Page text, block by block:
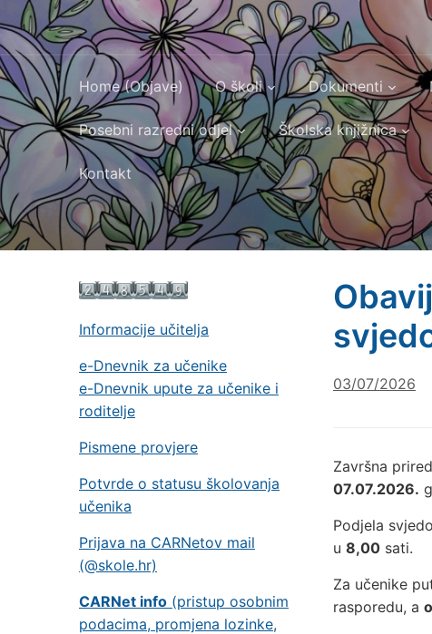
Home (Objave) O školi Dokumenti
Posebni razredni odjel Školska knjižnica
Kontakt
Informacije učitelja
e-Dnevnik za učenike
e-Dnevnik upute za učenike i
roditelje
Pismene provjere
Potvrde o statusu školovanja
učenika
Prijava na CARNetov mail
(@skole.hr)
CARNet info (pristup osobnim
podacima, promjena lozinke,
03/07/2026
Završna
07.07.2026.
Podjela
u 8,00 sati.
Za učenike
rasporedu, a